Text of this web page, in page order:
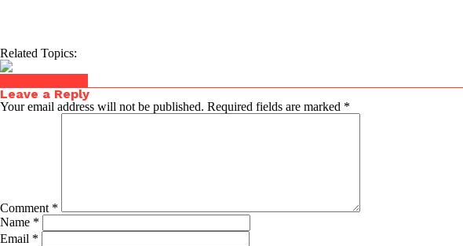
Related Topics:
Leave a Reply
Your email address will not be published. Required fields are marked *
Comment *
Name *
Email *